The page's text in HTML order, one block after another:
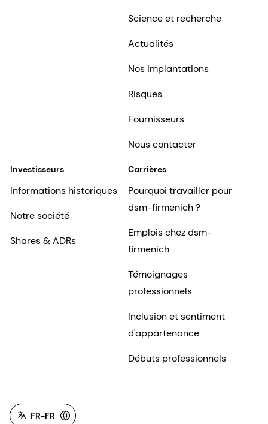
Science et recherche
Actualités
Nos implantations
Risques
Fournisseurs
Nous contacter
Investisseurs
Informations historiques
Notre société
Shares & ADRs
Carrières
Pourquoi travailler pour
dsm-firmenich ?
Emplois chez dsm-
firmenich
Témoignages
professionnels
Inclusion et sentiment
d'appartenance
Débuts professionnels
FR-FR